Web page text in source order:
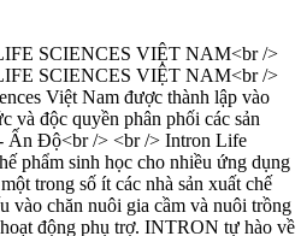
SCIENCES VIỆT NAM<br />
SCIENCES VIỆT NAM<br />
Việt Nam được thành lập vào
và độc quyền phân phối các sản
Ấn Độ<br /> <br /> Intron Life
phẩm sinh học cho nhiều ứng dụng
trong số ít các nhà sản xuất chế
vào chăn nuôi gia cầm và nuôi trồng
động phụ trợ. INTRON tự hào về